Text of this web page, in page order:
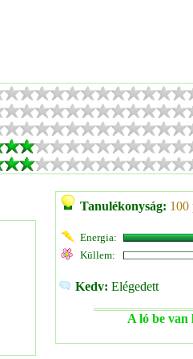
Tanulékonyság: 100
Energia:
Küllem:
Kedv: Elégedett
A ló be van